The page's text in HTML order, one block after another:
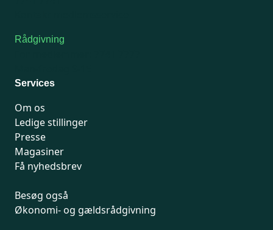
Rådgivning
Services
Om os
Ledige stillinger
Presse
Magasiner
Få nyhedsbrev
Besøg også
Økonomi- og gældsrådgivning